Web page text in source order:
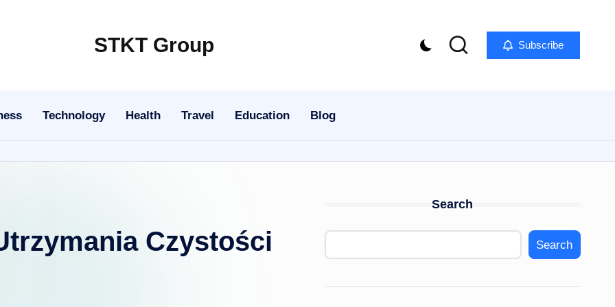
STKT Group
from
Every
Subscribe
Technology Health Travel Education Blog
Czystości
Search
Search